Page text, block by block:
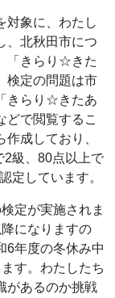
対象に、わたし
、北秋田市につ
「きらり☆きた
検定の問題は市
きらり☆きたあ
どで閲覧するこ
成しており、
2級、80点以上で
定しています。
定が実施されま
になりますの
6年度の冬休み中
す。わたしたち
があるのか挑戦